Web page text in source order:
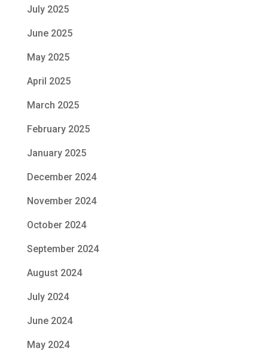
July 2025
June 2025
May 2025
April 2025
March 2025
February 2025
January 2025
December 2024
November 2024
October 2024
September 2024
August 2024
July 2024
June 2024
May 2024